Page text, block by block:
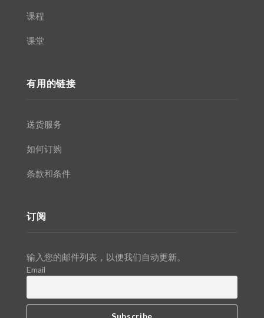
课程
课堂
有用的链接
送货服务
如何订购
条款和条件
订阅
输入您的邮件列表，以便我们自动更新。
Email